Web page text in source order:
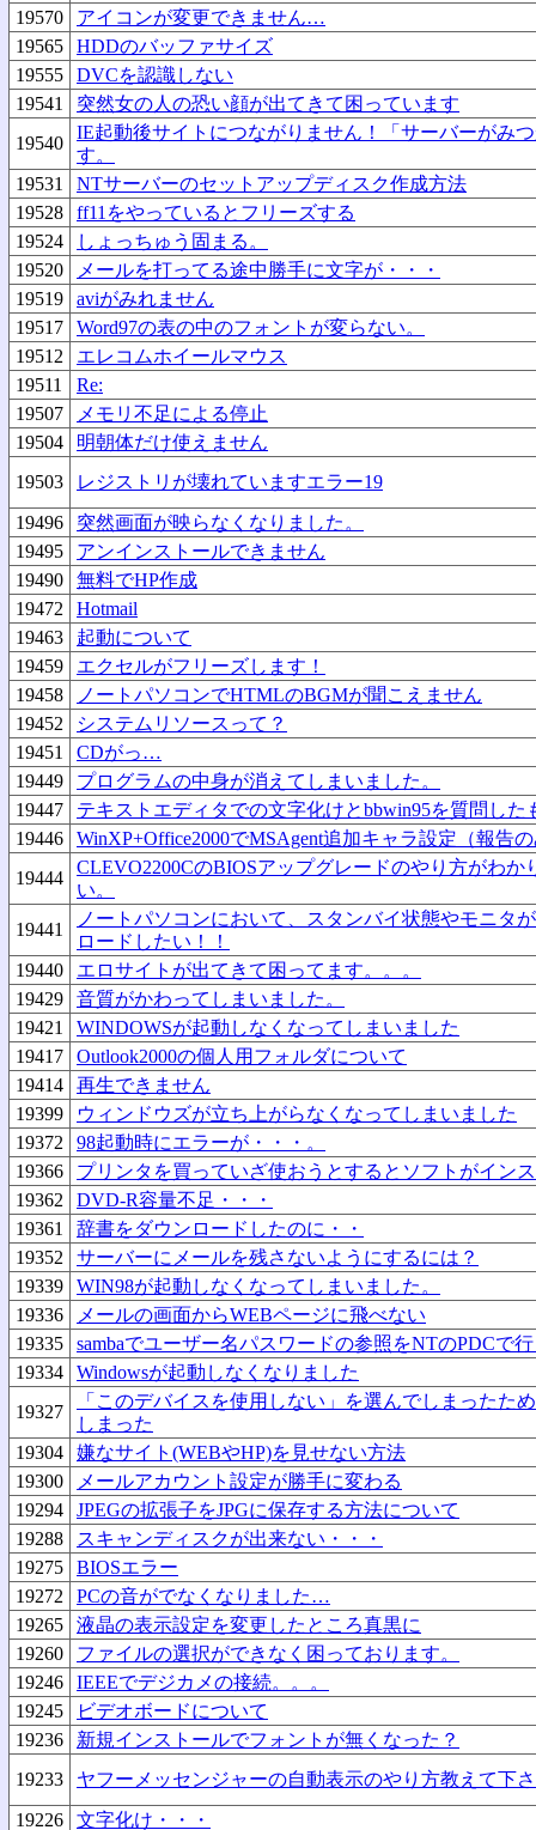
19570
アイコンが変更できません…
19565
HDDのバッファサイズ
19555
DVCを認識しない
19541
突然女の人の恐い顔が出てきて困っています
19540
IE起動後サイトにつながりません！「サーバーがみ
す。
19531
NTサーバーのセットアップディスク作成方法
19528
ff11をやっているとフリーズする
19524
しょっちゅう固まる。
19520
メールを打ってる途中勝手に文字が・・・
19519
aviがみれません
19517
Word97の表の中のフォントが変らない。
19512
エレコムホイールマウス
19511
Re:
19507
メモリ不足による停止
19504
明朝体だけ使えません
19503
レジストリが壊れていますエラー19
19496
突然画面が映らなくなりました。
19495
アンインストールできません
19490
無料でHP作成
19472
Hotmail
19463
起動について
19459
エクセルがフリーズします！
19458
ノートパソコンでHTMLのBGMが聞こえません
19452
システムリソースって？
19451
CDがっ…
19449
プログラムの中身が消えてしまいました。
19447
テキストエディタでの文字化けとbbwin95を質問した
19446
WinXP+Office2000でMSAgent追加キャラ設定（報告
19444
CLEVO2200CのBIOSアップグレードのやり方がわか
い。
19441
ノートパソコンにおいて、スタンバイ状態やモニタ
ロードしたい！！
19440
エロサイトが出てきて困ってます。。。
19429
音質がかわってしまいました。
19421
WINDOWSが起動しなくなってしまいました
19417
Outlook2000の個人用フォルダについて
19414
再生できません
19399
ウィンドウズが立ち上がらなくなってしまいました
19372
98起動時にエラーが・・・。
19366
プリンタを買っていざ使おうとするとソフトがイン
19362
DVD-R容量不足・・・
19361
辞書をダウンロードしたのに・・
19352
サーバーにメールを残さないようにするには？
19339
WIN98が起動しなくなってしまいました。
19336
メールの画面からWEBページに飛べない
19335
sambaでユーザー名パスワードの参照をNTのPDCで
19334
Windowsが起動しなくなりました
19327
「このデバイスを使用しない」を選んでしまったた
しまった
19304
嫌なサイト(WEBやHP)を見せない方法
19300
メールアカウント設定が勝手に変わる
19294
JPEGの拡張子をJPGに保存する方法について
19288
スキャンディスクが出来ない・・・
19275
BIOSエラー
19272
PCの音がでなくなりました…
19265
液晶の表示設定を変更したところ真黒に
19260
ファイルの選択ができなく困っております。
19246
IEEEでデジカメの接続。。。
19245
ビデオボードについて
19236
新規インストールでフォントが無くなった？
19233
ヤフーメッセンジャーの自動表示のやり方教えて下
19226
文字化け・・・